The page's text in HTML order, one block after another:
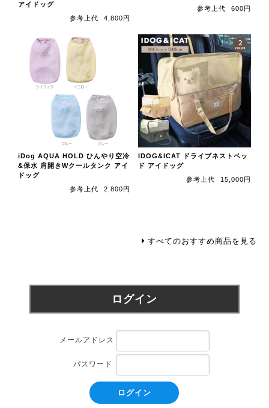
アイドッグ
参考上代
4,800円
参考上代
600円
iDog AQUA HOLD ひんやり空冷
&保水 肩開きWクールタンク アイ
ドッグ
参考上代
2,800円
IDOG&ICAT ドライブネストベッ
ド アイドッグ
参考上代
15,000円
すべてのおすすめ商品を見る
ログイン
メールアドレス
パスワード
ログイン